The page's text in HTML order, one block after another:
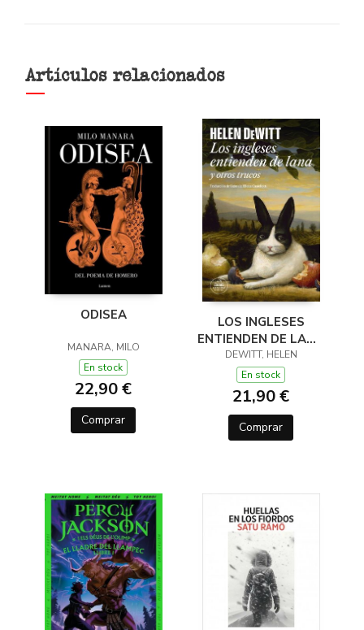
Artículos relacionados
ODISEA
MANARA, MILO
En stock
22,90 €
Comprar
LOS INGLESES
ENTIENDEN DE LANA
(Y OTROS TRUCOS)
DEWITT, HELEN
En stock
21,90 €
Comprar